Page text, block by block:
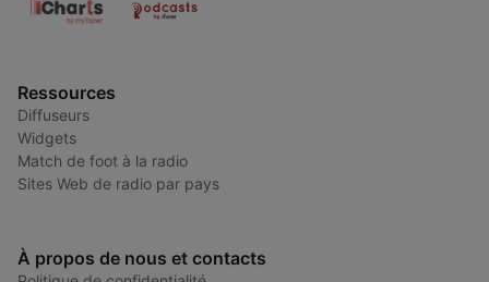
Ressources
Diffuseurs
Widgets
Match de foot à la radio
Sites Web de radio par pays
À propos de nous et contacts